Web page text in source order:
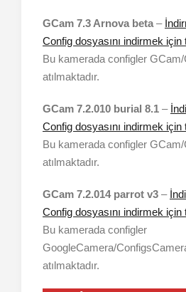
GCam 7.3 Arnova beta –
Config dosyasını indirmek için
Bu kamerada configler
atılmaktadır.
GCam 7.2.010 burial 8.1 –
Config dosyasını indirmek için
Bu kamerada configler
atılmaktadır.
GCam 7.2.014 parrot v3 –
Config dosyasını indirmek için
Bu kamerada configler
GoogleCamera/
atılmaktadır.